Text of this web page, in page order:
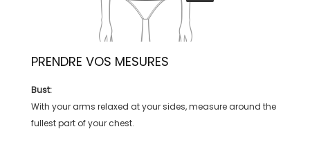
PRENDRE VOS MESURES
Bust:
With your arms relaxed at your sides, measure around the
fullest part of your chest.